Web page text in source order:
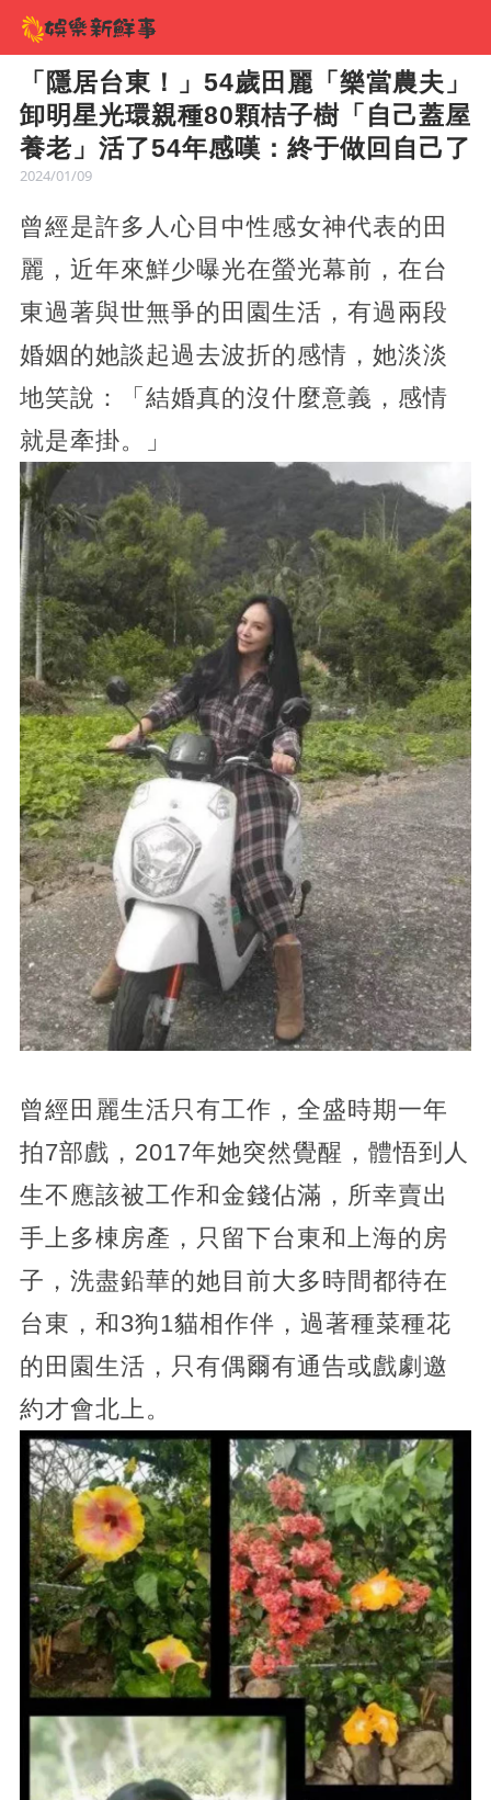
「隱居台東！」54歲田麗「樂當農夫」
卸明星光環親種80顆桔子樹「自己蓋屋
養老」活了54年感嘆：終于做回自己了
2024/01/09
曾經是許多人心目中性感女神代表的田
麗，近年來鮮少曝光在螢光幕前，在台
東過著與世無爭的田園生活，有過兩段
婚姻的她談起過去波折的感情，她淡淡
地笑說：「結婚真的沒什麼意義，感情
就是牽掛。」
曾經田麗生活只有工作，全盛時期一年
拍7部戲，2017年她突然覺醒，體悟到人
生不應該被工作和金錢佔滿，所幸賣出
手上多棟房產，只留下台東和上海的房
子，洗盡鉛華的她目前大多時間都待在
台東，和3狗1貓相作伴，過著種菜種花
的田園生活，只有偶爾有通告或戲劇邀
約才會北上。